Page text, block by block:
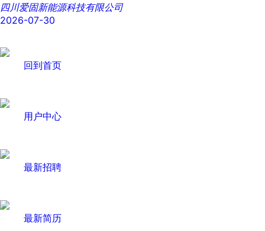
四川爱固新能源科技有限公司
2026-07-30
回到首页
用户中心
最新招聘
最新简历